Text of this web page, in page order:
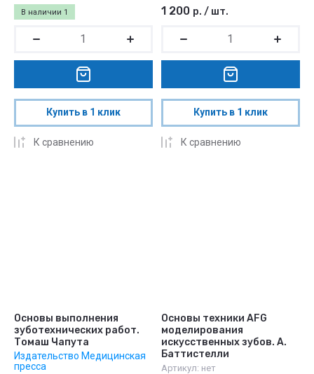
В наличии 1
Купить в 1 клик
К сравнению
1 200 р. / шт.
Купить в 1 клик
К сравнению
Основы выполнения
зуботехнических работ.
Томаш Чапута
Издательство Медицинская
пресса
Основы техники AFG
моделирования
искусственных зубов. А.
Баттистелли
Артикул: нет